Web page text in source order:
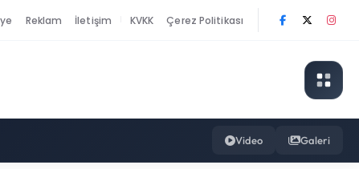
Reklam İletişim KVKK Çerez Politikası
Video Galeri